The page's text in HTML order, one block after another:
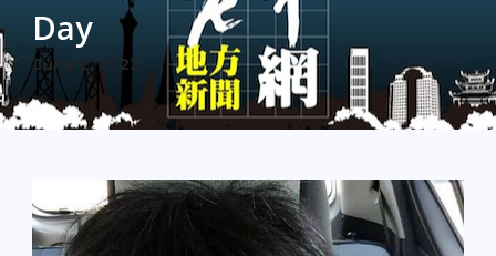
Day
June 2, 2022